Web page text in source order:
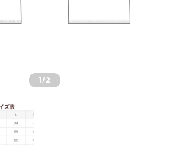
1/2